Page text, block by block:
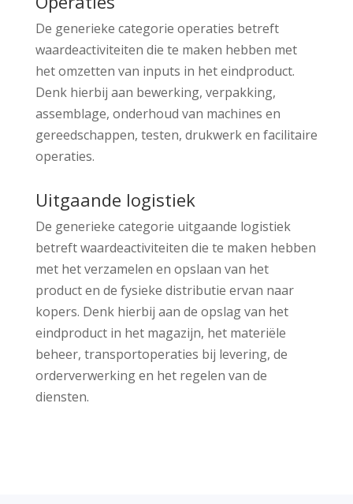
De generieke categorie operaties betreft
waardeactiviteiten die te maken hebben met
het omzetten van inputs in het eindproduct.
Denk hierbij aan bewerking, verpakking,
assemblage, onderhoud van machines en
gereedschappen, testen, drukwerk en facilitaire
operaties.
Uitgaande logistiek
De generieke categorie uitgaande logistiek
betreft waardeactiviteiten die te maken hebben
met het verzamelen en opslaan van het
product en de fysieke distributie ervan naar
kopers. Denk hierbij aan de opslag van het
eindproduct in het magazijn, het materiële
beheer, transportoperaties bij levering, de
orderverwerking en het regelen van de
diensten.